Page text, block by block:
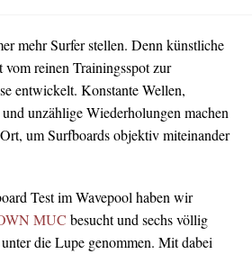
mehr Surfer stellen. Denn künstliche
vom reinen Trainingsspot zur
entwickelt. Konstante Wellen,
unzählige Wiederholungen machen
um Surfboards objektiv miteinander
Test im Wavepool haben wir
MUC besucht und sechs völlig
die Lupe genommen. Mit dabei